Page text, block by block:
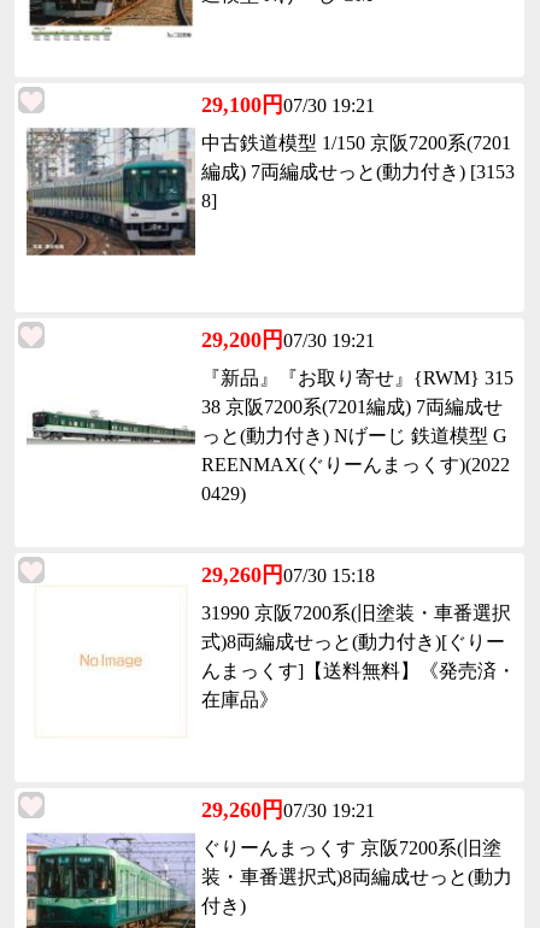
29,100円07/30 19:21
中古鉄道模型 1/150 京阪7200系(7201
編成) 7両編成せっと(動力付き) [3153
8]
29,200円07/30 19:21
『新品』『お取り寄せ』{RWM} 315
38 京阪7200系(7201編成) 7両編成せ
っと(動力付き) Nげーじ 鉄道模型 G
REENMAX(ぐりーんまっくす)(2022
0429)
29,260円07/30 15:18
31990 京阪7200系(旧塗装・車番選択
式)8両編成せっと(動力付き)[ぐりー
んまっくす]【送料無料】《発売済・
在庫品》
29,260円07/30 19:21
ぐりーんまっくす 京阪7200系(旧塗
装・車番選択式)8両編成せっと(動力
付き)